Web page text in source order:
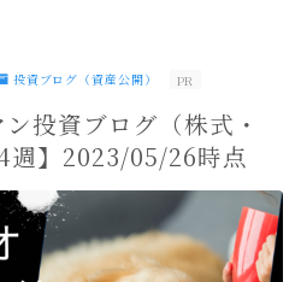
投資ブログ（資産公開） PR
投資ブログ（株式・
】2023/05/26時点